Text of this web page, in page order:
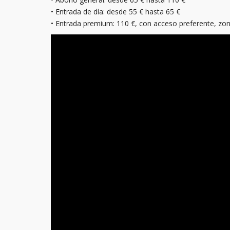
• Entrada de día: desde 55 € hasta 65 €
• Entrada premium: 110 €, con acceso preferente,